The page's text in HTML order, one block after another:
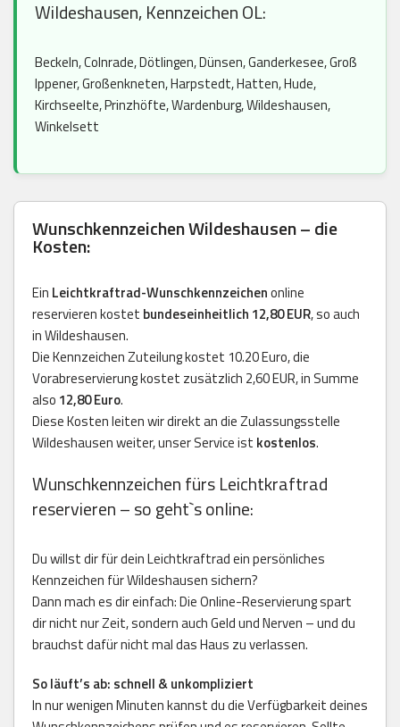
Wildeshausen, Kennzeichen OL:
Beckeln, Colnrade, Dötlingen, Dünsen, Ganderkesee, Groß
Ippener, Großenkneten, Harpstedt, Hatten, Hude,
Kirchseelte, Prinzhöfte, Wardenburg, Wildeshausen,
Winkelsett
Wunschkennzeichen Wildeshausen – die
Kosten:
Ein Leichtkraftrad-Wunschkennzeichenonline
reservieren kostet bundeseinheitlich 12,80 EUR, so auch
in Wildeshausen.
Die Kennzeichen Zuteilung kostet 10.20 Euro, die
Vorabreservierung kostet zusätzlich 2,60 EUR, in Summe
also 12,80 Euro.
Diese Kosten leiten wir direkt an die Zulassungsstelle
Wildeshausen weiter, unser Service ist kostenlos.
Wunschkennzeichen fürs Leichtkraftrad
reservieren – so geht`s online:
Du willst dir für dein Leichtkraftrad ein persönliches
Kennzeichen für Wildeshausen sichern?
Dann mach es dir einfach: Die Online-Reservierung spart
dir nicht nur Zeit, sondern auch Geld und Nerven – und du
brauchst dafür nicht mal das Haus zu verlassen.
So läuft’s ab: schnell & unkompliziert
In nur wenigen Minuten kannst du die Verfügbarkeit deines